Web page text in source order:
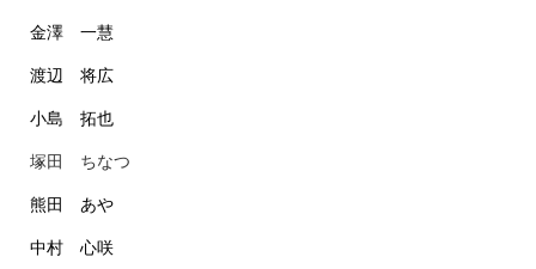
金澤 一慧
渡辺 将広
小島 拓也
塚田 ちなつ
熊田 あや
中村 心咲